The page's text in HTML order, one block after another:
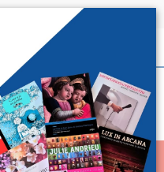
i libri disponibili